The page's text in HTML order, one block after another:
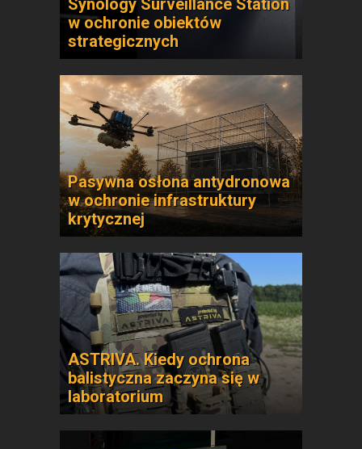
Synology Surveillance Station
w ochronie obiektów
strategicznych
Pasywna osłona antydronowa
w ochronie infrastruktury
krytycznej
ASTRIVA. Kiedy ochrona
balistyczna zaczyna się w
laboratorium